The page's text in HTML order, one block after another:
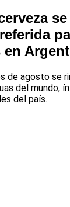
de agosto se
del mundo,
del país.